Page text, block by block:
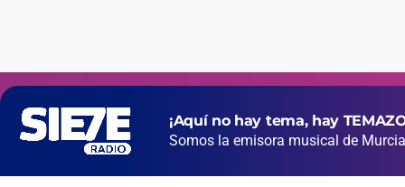
¡Aquí no hay tema, hay
Somos la emisora musical de